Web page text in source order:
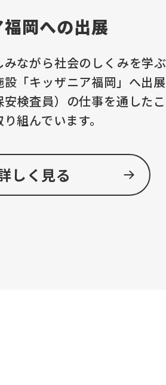
岡への出展
みながら社会のしくみを学
「キッザニア福岡」へ出
検査員）の仕事を通した
組んでいます。
しく見る